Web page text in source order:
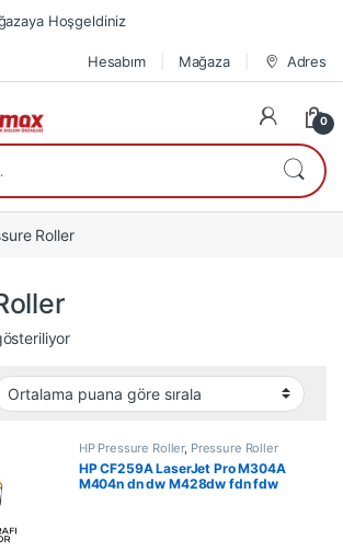
Hoşgeldiniz
Hesabım Mağaza Adres
0
Roller
En çok oy alana göre sıralandı
HP Pressure Roller, Pressure Roller
HP CF259A LaserJet Pro M304A
M404n dn dw M428dw fdn fdw